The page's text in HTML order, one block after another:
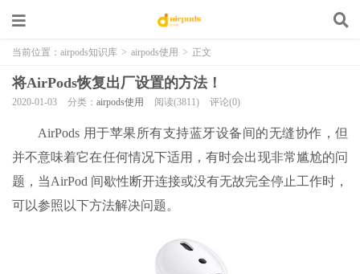
当前位置： airpods知识库 > airpods使用 > 正文
将AirPods恢复出厂设置的方法！
2020-01-03 分类： airpods使用 阅读(3811) 评论(0)
AirPods 用于苹果所有支持蓝牙设备间的无缝协作，但
并不意味着它在任何情况下适用，有时会出现非常尴尬的问
题，当AirPod 间歇性断开连接或没有无故完全停止工作时，
可以参照以下方法解决问题。